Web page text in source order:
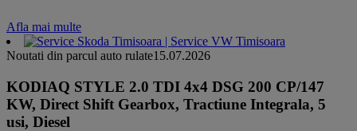
Afla mai multe
Noutati din parcul auto rulate15.07.2026
KODIAQ STYLE 2.0 TDI 4x4 DSG 200 CP/147
KW, Direct Shift Gearbox, Tractiune Integrala, 5
usi, Diesel